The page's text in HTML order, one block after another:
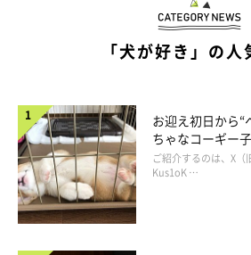
日かけることも、犬のゴハンを作ること
いか注意して見る必要もない。制約が色
「犬が好き」の人
お迎え初日から“
ちゃなコーギー
コ“コーギースマ
長！
ご紹介するのは、X
Kus1oK …